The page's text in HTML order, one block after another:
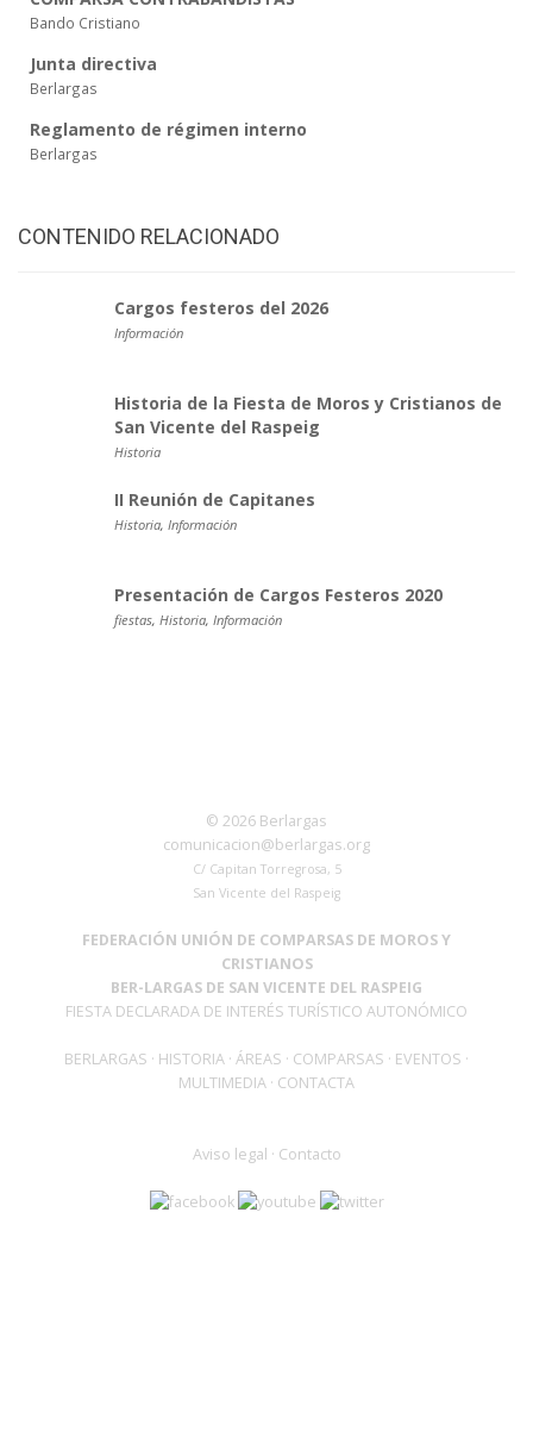
Bando Cristiano
Junta directiva
Berlargas
Reglamento de régimen interno
Berlargas
CONTENIDO RELACIONADO
Cargos festeros del 2026
Información
Historia de la Fiesta de Moros y Cristianos de
San Vicente del Raspeig
Historia
II Reunión de Capitanes
Historia, Información
Presentación de Cargos Festeros 2020
fiestas, Historia, Información
© 2026 Berlargas
comunicacion@berlargas.org
C/ Capitan Torregrosa, 5
San Vicente del Raspeig
FEDERACIÓN UNIÓN DE COMPARSAS DE MOROS Y
CRISTIANOS
BER-LARGAS DE SAN VICENTE DEL RASPEIG
FIESTA DECLARADA DE INTERÉS TURÍSTICO AUTONÓMICO
BERLARGAS · HISTORIA · ÁREAS · COMPARSAS · EVENTOS ·
MULTIMEDIA · CONTACTA
Aviso legal · Contacto